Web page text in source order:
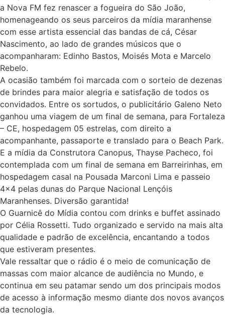
a Nova FM fez renascer a fogueira do São João,
homenageando os seus parceiros da mídia maranhense
com esse artista essencial das bandas de cá, César
Nascimento, ao lado de grandes músicos que o
acompanharam: Edinho Bastos, Moisés Mota e Marcelo
Rebelo.
A ocasião também foi marcada com o sorteio de dezenas
de brindes para maior alegria e satisfação de todos os
convidados. Entre os sortudos, o publicitário Galeno Neto
ganhou uma viagem de um final de semana, para Fortaleza
– CE, hospedagem 05 estrelas, com direito a
acompanhante, passaporte e translado para o Beach Park.
E a mídia da Construtora Canopus, Thayse Pacheco, foi
contemplada com um final de semana em Barreirinhas, em
hospedagem casal na Pousada Marconi Lima e passeio
4×4 pelas dunas do Parque Nacional Lençóis
Maranhenses. Diversão garantida!
O Guarnicê do Mídia contou com drinks e buffet assinado
por Célia Rossetti. Tudo organizado e servido na mais alta
qualidade e padrão de excelência, encantando a todos
que estiveram presentes.
Vale ressaltar que o rádio é o meio de comunicação de
massas com maior alcance de audiência no Mundo, e
continua em seu patamar sendo um dos principais modos
de acesso à informação mesmo diante dos novos avanços
da tecnologia.